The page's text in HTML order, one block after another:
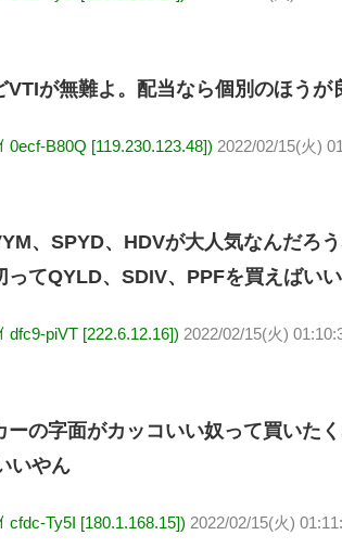
VTIが無難よ。配当なら個別のほうが
0ecf-B80Q [119.230.123.48]) 2022/02/15(火)
、SPYD、HDVが大人気なんだろ
ってQYLD、SDIV、PPFを買えばい
dfc9-piVT [222.6.12.16]) 2022/02/15(火)
の字面がカッコいい奴って買いたく
いやん
cfdc-Ty5I [180.1.168.15]) 2022/02/15(火)